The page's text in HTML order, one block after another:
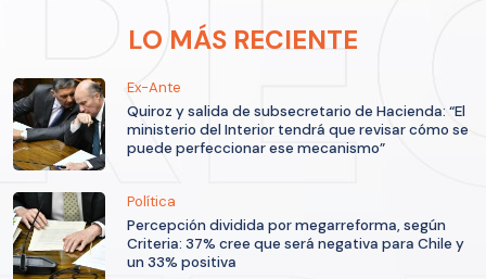
LO MÁS RECIENTE
Ex-Ante
Quiroz y salida de subsecretario de Hacienda: “El
ministerio del Interior tendrá que revisar cómo se
puede perfeccionar ese mecanismo”
Política
Percepción dividida por megarreforma, según
Criteria: 37% cree que será negativa para Chile y
un 33% positiva